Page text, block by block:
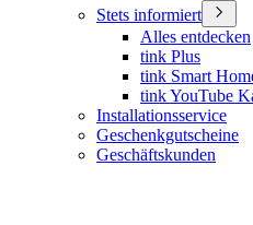
Stets informiert
Alles entdecken
tink Plus
tink Smart
tink YouTube
Installationsservice
Geschenkgutscheine
Geschäftskunden